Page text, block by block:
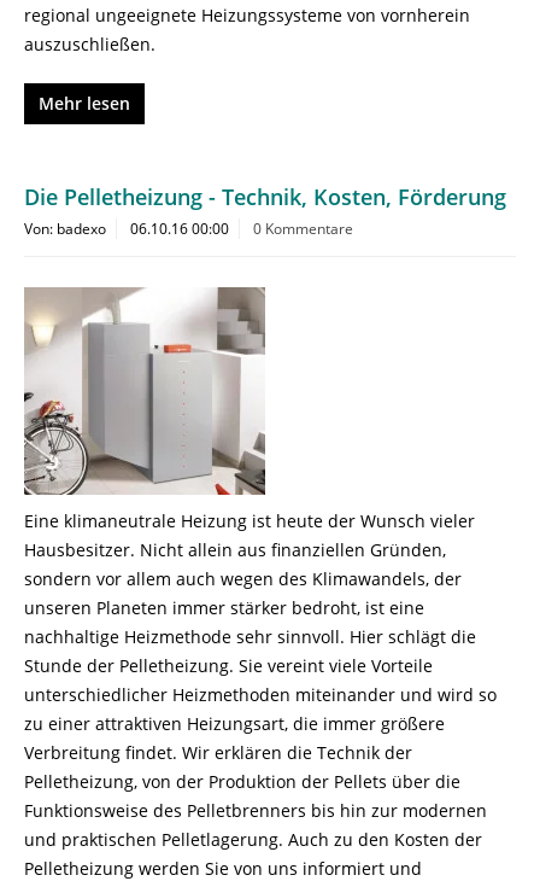
regional ungeeignete Heizungssysteme von vornherein
auszuschließen.
Mehr lesen
Die Pelletheizung - Technik, Kosten, Förderung
Von: badexo 06.10.16 00:00 0 Kommentare
Eine klimaneutrale Heizung ist heute der Wunsch vieler
Hausbesitzer. Nicht allein aus finanziellen Gründen,
sondern vor allem auch wegen des Klimawandels, der
unseren Planeten immer stärker bedroht, ist eine
nachhaltige Heizmethode sehr sinnvoll. Hier schlägt die
Stunde der Pelletheizung. Sie vereint viele Vorteile
unterschiedlicher Heizmethoden miteinander und wird so
zu einer attraktiven Heizungsart, die immer größere
Verbreitung findet. Wir erklären die Technik der
Pelletheizung, von der Produktion der Pellets über die
Funktionsweise des Pelletbrenners bis hin zur modernen
und praktischen Pelletlagerung. Auch zu den Kosten der
Pelletheizung werden Sie von uns informiert und